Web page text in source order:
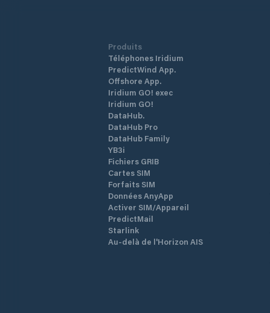
Produits
Téléphones Iridium
PredictWind App.
Offshore App.
Iridium GO! exec
Iridium GO!
DataHub.
DataHub Pro
DataHub Family
YB3i
Fichiers GRIB
Cartes SIM
Forfaits SIM
Données AnyApp
Activer SIM/Appareil
PredictMail
Starlink
Au-delà de l'Horizon AIS